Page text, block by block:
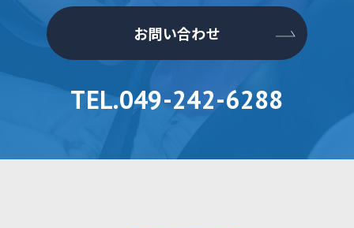
お問い合わせ
TEL.049-242-6288